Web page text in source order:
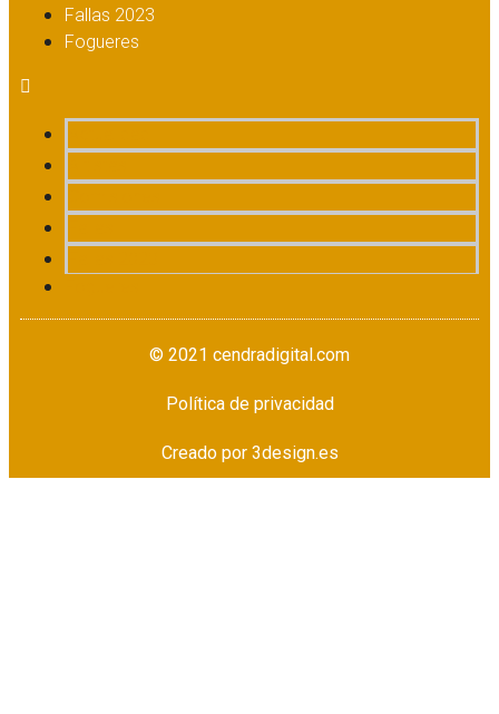
Fallas 2023
Fogueres
© 2021 cendradigital.com
Política de privacidad
Creado por 3design.es